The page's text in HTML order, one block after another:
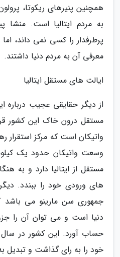
همچنین پنیرهای ریکوتا،
به مردم ایتالیا است. منشا
پرطرفدار را کسی نمی داند،
معرفی آن به مردم دنیا داشتند.
ایالت های مستقل ایتالیا
از دیگر حقایقی عجیب درباره
مستقل درون خاک این کشور
واتیکان است که مرکز استقرار
وسعت واتیکان حدود یک
مستقل از ایتالیا دارد و به
های ورودی خود را ببندد.
جمهوری سن مارینو می باشد
دنیا است و می توان آن را
خود را به رای گذاشت و تبدیل